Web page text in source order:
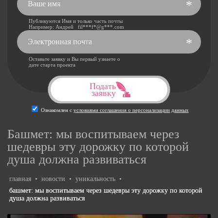
*
Публикуются Имя и только часть почты
Например: Андрей fil***f*@g***.com
*
Оставьте заявку и Вы первый узнаете о
дате старта проекта
Подать
заявку
Ознакомлен с условиями соглашения о персонализации данных
Башмет: мы воспитываем через
шедевры эту дорожку по которой
душа должна развиваться
главная • новости • уникальность •
башмет: мы воспитываем через шедевры эту дорожку по которой
душа должна развиваться